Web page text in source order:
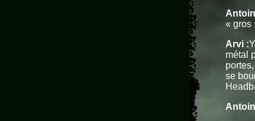
« gros
Arvi :
métal
se